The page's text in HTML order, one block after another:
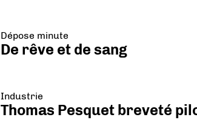
Dépose minute
De rêve et de sang
Industrie
Thomas Pesquet breveté